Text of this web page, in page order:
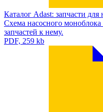
Каталог Adast: запчасти
Схема насосного
запчастей к нему.
PDF, 259 kb